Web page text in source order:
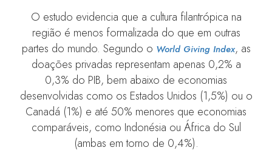
O estudo evidencia que a cultura filantrópica na
região é menos formalizada do que em outras
partes do mundo. Segundo o World Giving Index, as
doações privadas representam apenas 0,2% a
0,3% do PIB, bem abaixo de economias
desenvolvidas como os Estados Unidos (1,5%) ou o
Canadá (1%) e até 50% menores que economias
comparáveis, como Indonésia ou África do Sul
(ambas em torno de 0,4%).